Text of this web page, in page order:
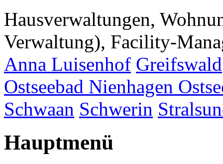
Hausverwaltungen,
Verwaltung), Facility-
Anna Luisenhof Greifswald
Ostseebad Nienhagen
Schwaan Schwerin
Hauptmenü